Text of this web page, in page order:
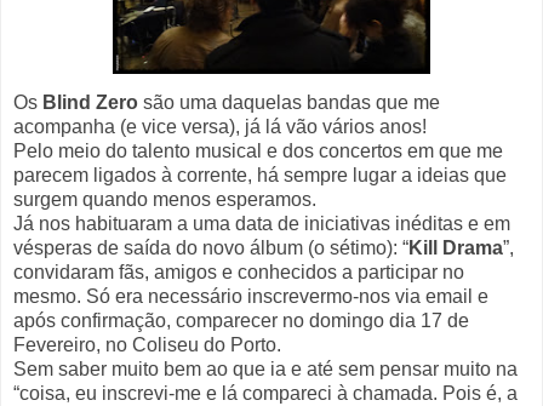
Os Blind Zero são uma daquelas bandas que me
acompanha (e vice versa), já lá vão vários anos!
Pelo meio do talento musical e dos concertos em que me
parecem ligados à corrente, há sempre lugar a ideias que
surgem quando menos esperamos.
Já nos habituaram a uma data de iniciativas inéditas e em
vésperas de saída do novo álbum (o sétimo): “Kill Drama”,
convidaram fãs, amigos e conhecidos a participar no
mesmo. Só era necessário inscrevermo-nos via email e
após confirmação, comparecer no domingo dia 17 de
Fevereiro, no Coliseu do Porto.
Sem saber muito bem ao que ia e até sem pensar muito na
“coisa, eu inscrevi-me e lá compareci à chamada. Pois é, a